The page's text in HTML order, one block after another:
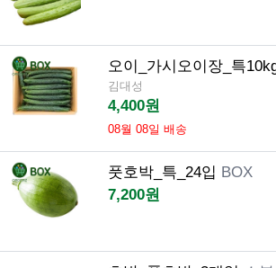
오이_가시오이장_특
김대성
4,400원
08월 08일 배송
풋호박_특_24입 BOX
7,200원